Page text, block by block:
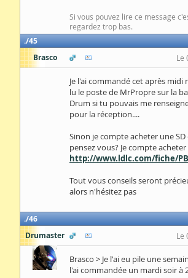
Si vous pouvez lire ce message
regardez trop bas.
45
Brasco
Le
Je l'ai commandé cet après midi
lu le poste de MrPropre sur la
Drum si tu pouvais me
pour la réception....
Sinon je compte acheter une SD
pensez vous? Je compte acheter
http://www.ldlc.com/fiche/
Tout vous conseils seront
alors n'hésitez pas
46
Drumaster
Le
Brasco > Je l'ai eu pile une
l'ai commandée un mardi soir à